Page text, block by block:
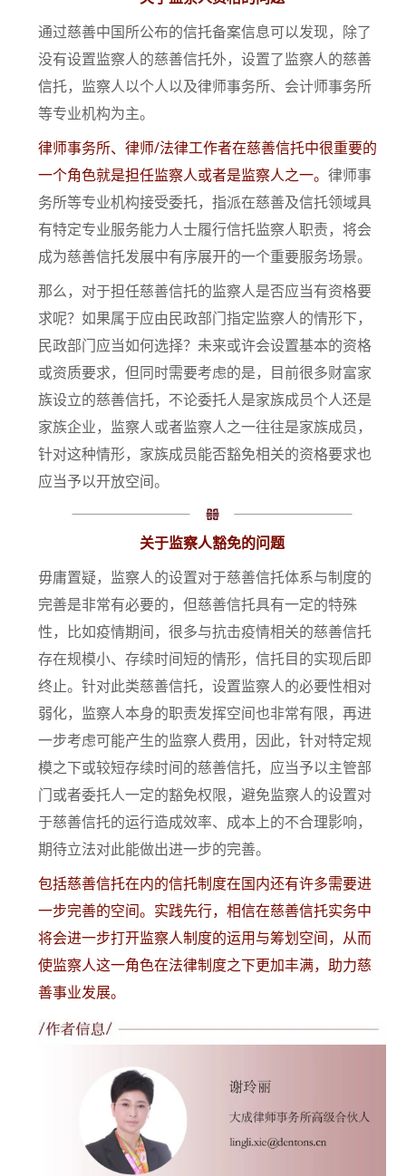
通过慈善中国所公布的信托备案信息可以发现，除了
没有设置监察人的慈善信托外，设置了监察人的慈善
信托，监察人以个人以及律师事务所、会计师事务所
等专业机构为主。
律师事务所、律师/法律工作者在慈善信托中很重要的
一个角色就是担任监察人或者是监察人之一。律师事
务所等专业机构接受委托，指派在慈善及信托领域具
有特定专业服务能力人士履行信托监察人职责，将会
成为慈善信托发展中有序展开的一个重要服务场景。
那么，对于担任慈善信托的监察人是否应当有资格要
求呢？如果属于应由民政部门指定监察人的情形下，
民政部门应当如何选择？未来或许会设置基本的资格
或资质要求，但同时需要考虑的是，目前很多财富家
族设立的慈善信托，不论委托人是家族成员个人还是
家族企业，监察人或者监察人之一往往是家族成员，
针对这种情形，家族成员能否豁免相关的资格要求也
应当予以开放空间。
关于监察人豁免的问题
毋庸置疑，监察人的设置对于慈善信托体系与制度的
完善是非常有必要的，但慈善信托具有一定的特殊
性，比如疫情期间，很多与抗击疫情相关的慈善信托
存在规模小、存续时间短的情形，信托目的实现后即
终止。针对此类慈善信托，设置监察人的必要性相对
弱化，监察人本身的职责发挥空间也非常有限，再进
一步考虑可能产生的监察人费用，因此，针对特定规
模之下或较短存续时间的慈善信托，应当予以主管部
门或者委托人一定的豁免权限，避免监察人的设置对
于慈善信托的运行造成效率、成本上的不合理影响，
期待立法对此能做出进一步的完善。
包括慈善信托在内的信托制度在国内还有许多需要进
一步完善的空间。实践先行，相信在慈善信托实务中
将会进一步打开监察人制度的运用与筹划空间，从而
使监察人这一角色在法律制度之下更加丰满，助力慈
善事业发展。